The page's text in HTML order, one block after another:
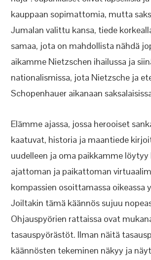
kauppaan sopimattomia, mutta
Jumalan valittu kansa, tiede
samaa, jota on mahdollista nähdä
aikamme Nietzschen ihailussa ja
nationalismissa, jota Nietzsche ja
Schopenhauer aikanaan
Elämme ajassa, jossa herooiset
kaatuvat, historia ja maantiede
uudelleen ja oma paikkamme
ajattoman ja paikattoman
kompassien osoittamassa oikeassa
Joiltakin tämä käännös sujuu
Ohjauspyörien rattaissa ovat
tasauspyörästöt. Ilman näitä
käännösten tekeminen näkyy ja